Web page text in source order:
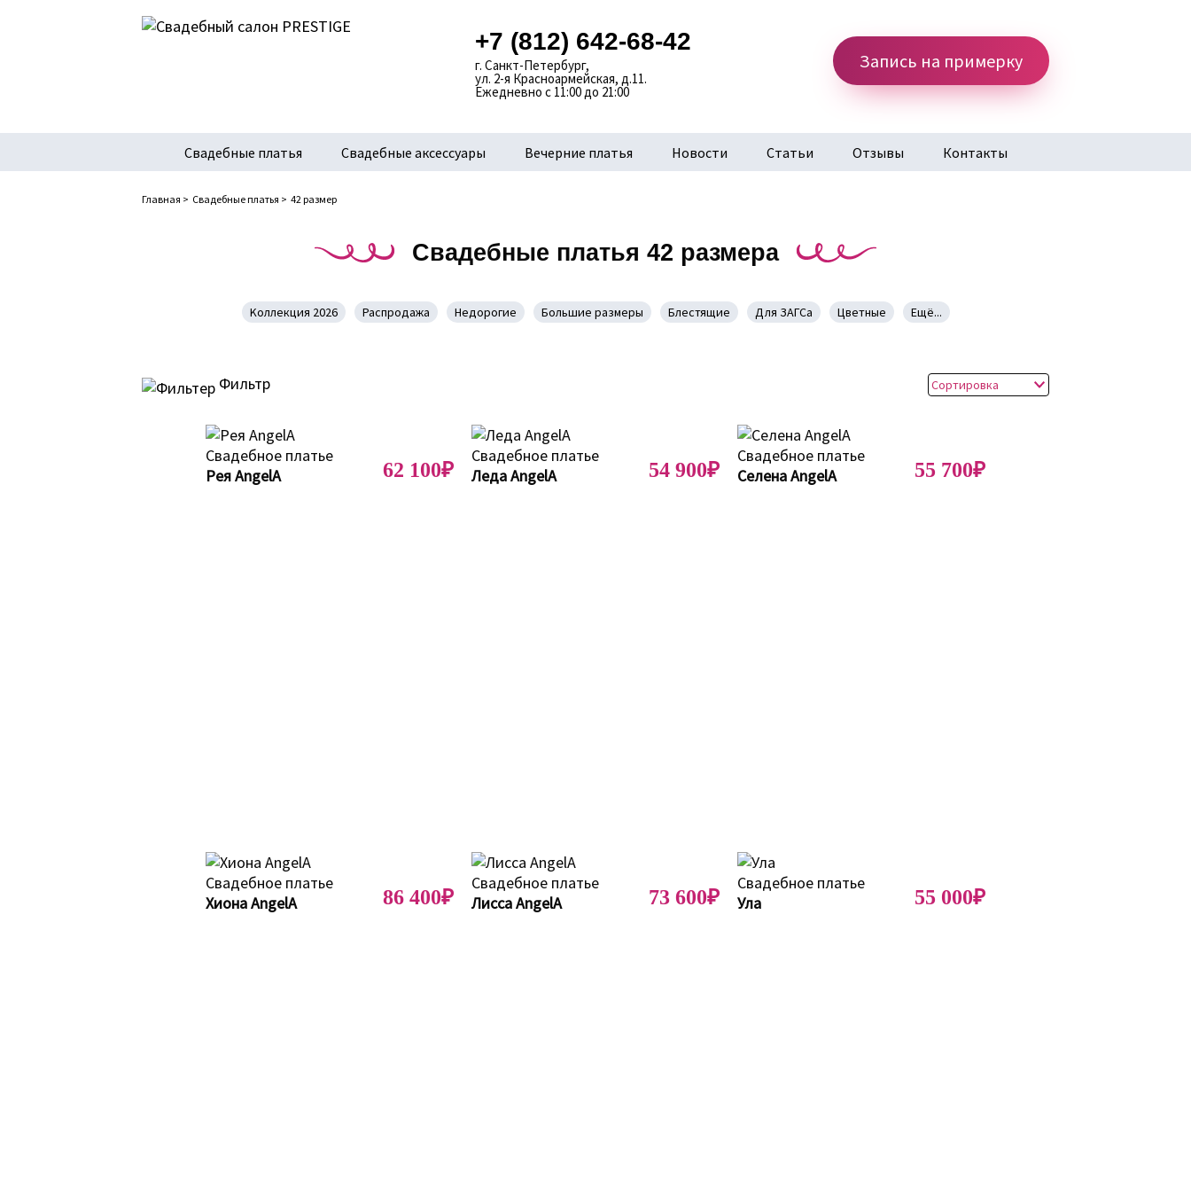
+7 (812) 642-68-42
г. Санкт-Петербург,
ул. 2-я Красноармейская, д.11.
Ежедневно с 11:00 до 21:00
Запись на примерку
Свадебные платья Свадебные аксессуары Вечерние платья Новости Статьи Отзывы Контакты
Главная > Свадебные платья > 42 размер
Свадебные платья 42 размера
Kоллекция 2026 Распродажа Недорогие Большие размеры Блестящие Для ЗАГСа Цветные Ещё...
Фильтр
Рея AngelA 62 100₽ Леда AngelA 54 900₽ Селена AngelA 55 700₽
Хиона AngelA 86 400₽ Лисса AngelA 73 600₽ Ула 55 000₽